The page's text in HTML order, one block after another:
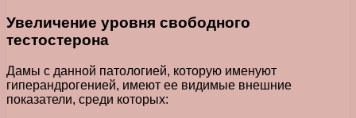
Увеличение уровня свободного
тестостерона
Дамы с данной патологией, которую именуют
гиперандрогенией, имеют ее видимые внешние
показатели, среди которых: